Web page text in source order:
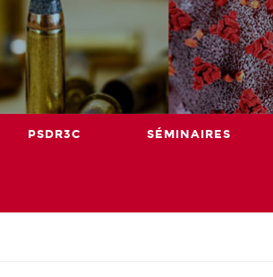
PSDR3C SÉMINAIRES